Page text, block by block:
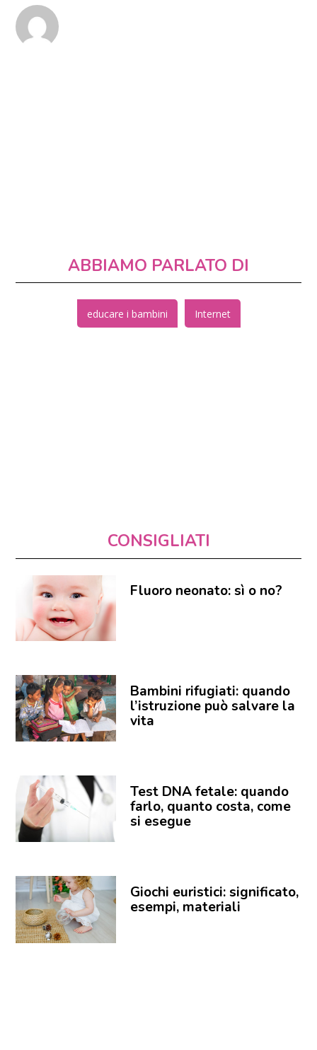
ABBIAMO PARLATO DI
educare i bambini Internet
CONSIGLIATI
Fluoro neonato: sì o no?
Bambini rifugiati: quando
l’istruzione può salvare la
vita
Test DNA fetale: quando
farlo, quanto costa, come
si esegue
Giochi euristici: significato,
esempi, materiali